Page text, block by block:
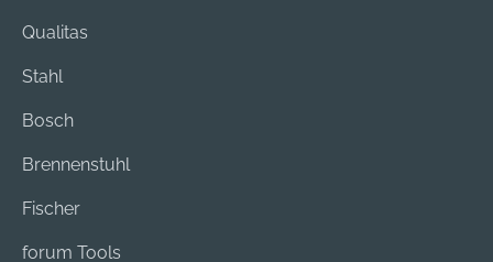
Qualitas
Stahl
Bosch
Brennenstuhl
Fischer
forum Tools